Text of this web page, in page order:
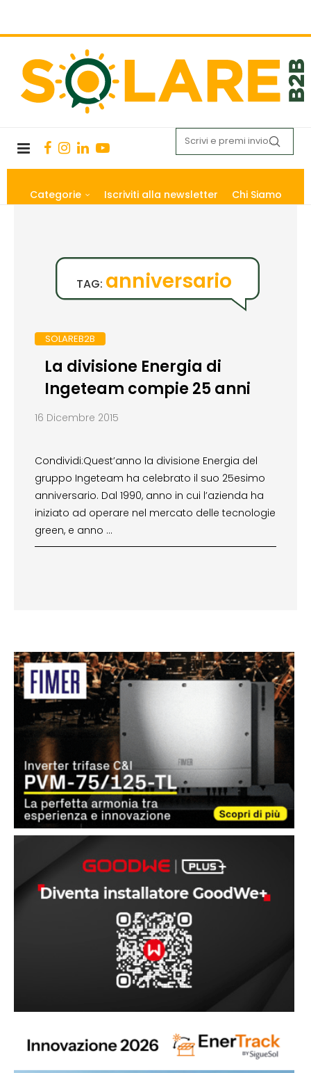
Categorie Iscriviti alla newsletter Chi Siamo
TAG: anniversario
SOLAREB2B
La divisione Energia di
Ingeteam compie 25 anni
16 Dicembre 2015
Condividi:Quest’anno la divisione Energia del
gruppo Ingeteam ha celebrato il suo 25esimo
anniversario. Dal 1990, anno in cui l’azienda ha
iniziato ad operare nel mercato delle tecnologie
green, e anno …